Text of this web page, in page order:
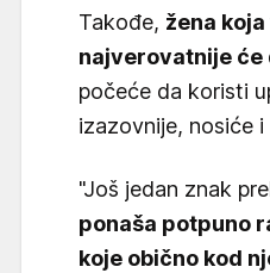
Takođe, žena
najverovatnije
počeće da koristi
izazovnije, nosiće
"Još jedan znak
ponaša potpuno
koje obično kod